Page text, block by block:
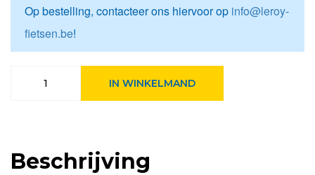
Op bestelling, contacteer ons hiervoor op info@leroy-
fietsen.be!
Umhängetasche
IN WINKELMAND
Beschrijving